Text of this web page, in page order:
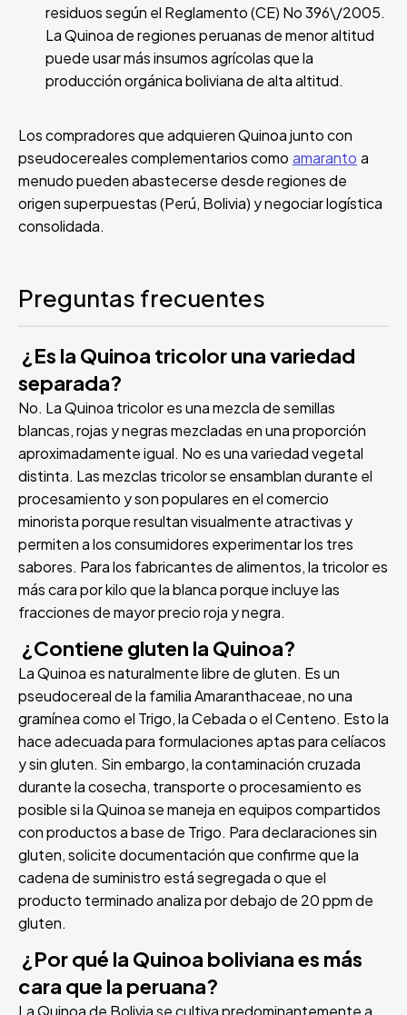
residuos según el Reglamento (CE) No 396\/2005.
La Quinoa de regiones peruanas de menor altitud
puede usar más insumos agrícolas que la
producción orgánica boliviana de alta altitud.
Los compradores que adquieren Quinoa junto con
pseudocereales complementarios como amaranto a
menudo pueden abastecerse desde regiones de
origen superpuestas (Perú, Bolivia) y negociar logística
consolidada.
Preguntas frecuentes
¿Es la Quinoa tricolor una variedad
separada?
No. La Quinoa tricolor es una mezcla de semillas
blancas, rojas y negras mezcladas en una proporción
aproximadamente igual. No es una variedad vegetal
distinta. Las mezclas tricolor se ensamblan durante el
procesamiento y son populares en el comercio
minorista porque resultan visualmente atractivas y
permiten a los consumidores experimentar los tres
sabores. Para los fabricantes de alimentos, la tricolor es
más cara por kilo que la blanca porque incluye las
fracciones de mayor precio roja y negra.
¿Contiene gluten la Quinoa?
La Quinoa es naturalmente libre de gluten. Es un
pseudocereal de la familia Amaranthaceae, no una
gramínea como el Trigo, la Cebada o el Centeno. Esto la
hace adecuada para formulaciones aptas para celíacos
y sin gluten. Sin embargo, la contaminación cruzada
durante la cosecha, transporte o procesamiento es
posible si la Quinoa se maneja en equipos compartidos
con productos a base de Trigo. Para declaraciones sin
gluten, solicite documentación que confirme que la
cadena de suministro está segregada o que el
producto terminado analiza por debajo de 20 ppm de
gluten.
¿Por qué la Quinoa boliviana es más
cara que la peruana?
La Quinoa de Bolivia se cultiva predominantemente a